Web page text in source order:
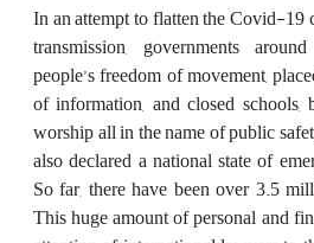
In an attempt to flatten the Covid-19
transmission, governments
people’s freedom of movement,
of information, and closed schools,
worship all in the name of public
also declared a national state of
So far, there have been over 3.5
This huge amount of personal and